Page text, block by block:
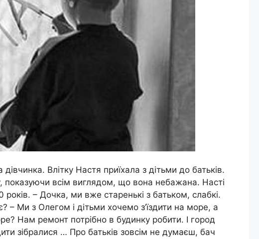
Влітку Настя приїхала з дітьми до батьків.
показуючи всім виглядом, що вона небажана. Насті
– Дочка, ми вже старенькі з батьком, слабкі.
– Ми з Олегом і дітьми хочемо з’їздити на море, а
Нам ремонт потрібно в будинку робити. І город
зібралися … Про батьків зовсім не думаєш, бач